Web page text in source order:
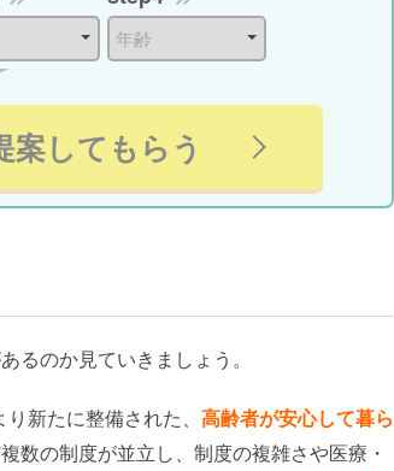
案してもらう
るのか見ていきましょう。
新たに整備された、 高齢者が安心して暮ら
数の制度が並立し、制度の複雑さや医療・